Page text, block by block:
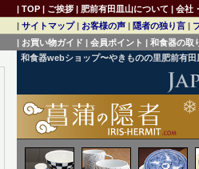
和食器webショップ〜やきものの里肥前有
| TOP | ご挨拶 | 肥前有田皿山について | 会社
| サイトマップ| お客様の声 | 隠者の独り言 |
| お買い物ガイド | 会員ポイント | 和食器の取